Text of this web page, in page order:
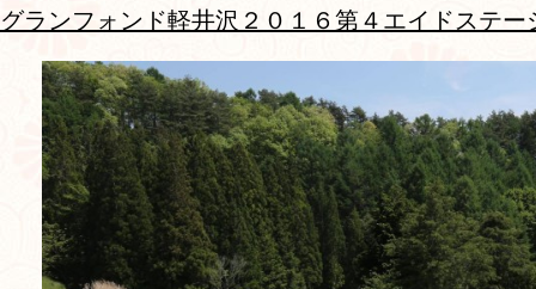
グランフォンド軽井沢２０１６第４エイドステー